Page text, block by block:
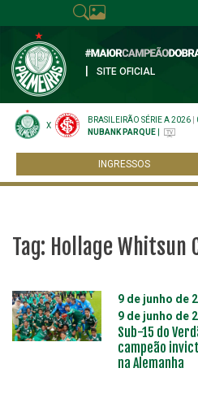
SITE OFICIAL
X
BRASILEIRÃO SÉRIE A 2026
NUBANK PARQUE
INGRESSOS
Tag: Hollage Whitsun
9 de junho de
9 de junho de
Sub-15 do
campeão
na Alemanha